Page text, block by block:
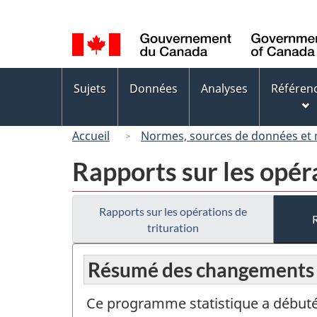
de
la
langue
des
Sujets Données Analyses
Accueil Normes, sources de données et
Rapports sur les
Rapports sur les opérations de
trituration
Résumé des changements
Ce programme statistique a